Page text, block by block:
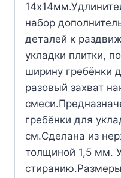
набор
деталей к
укладки плитки,
ширину гребёнки
разовый захват
гребёнки для
см.Сделана из
толщиной 1,5 мм.